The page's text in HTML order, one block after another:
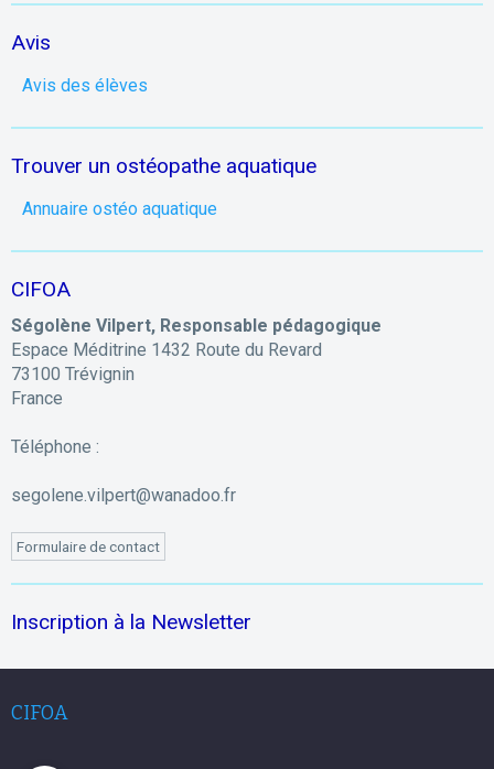
Avis
Avis des élèves
Trouver un ostéopathe aquatique
Annuaire ostéo aquatique
CIFOA
Ségolène Vilpert, Responsable pédagogique
Espace Méditrine 1432 Route du Revard
73100 Trévignin
France
Téléphone :
segolene.vilpert@wanadoo.fr
Formulaire de contact
Inscription à la Newsletter
CIFOA